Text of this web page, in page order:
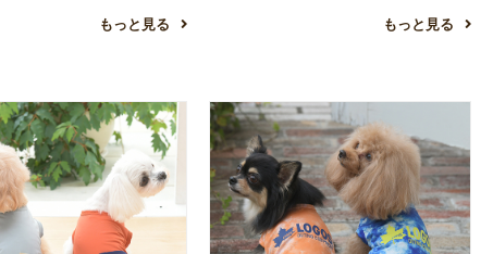
もっと見る もっと見る